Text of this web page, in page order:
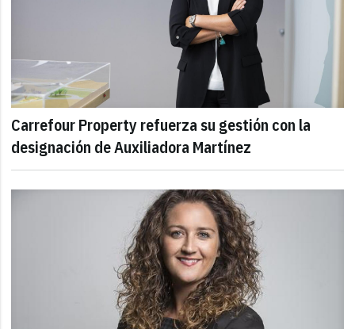
Carrefour Property refuerza su gestión con la
designación de Auxiliadora Martínez